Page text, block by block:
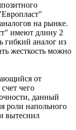
на рынке.
имеют длину 2
гибкий аналог из
жесткость можно
от
чего
данный
роли напольного
вытеснил